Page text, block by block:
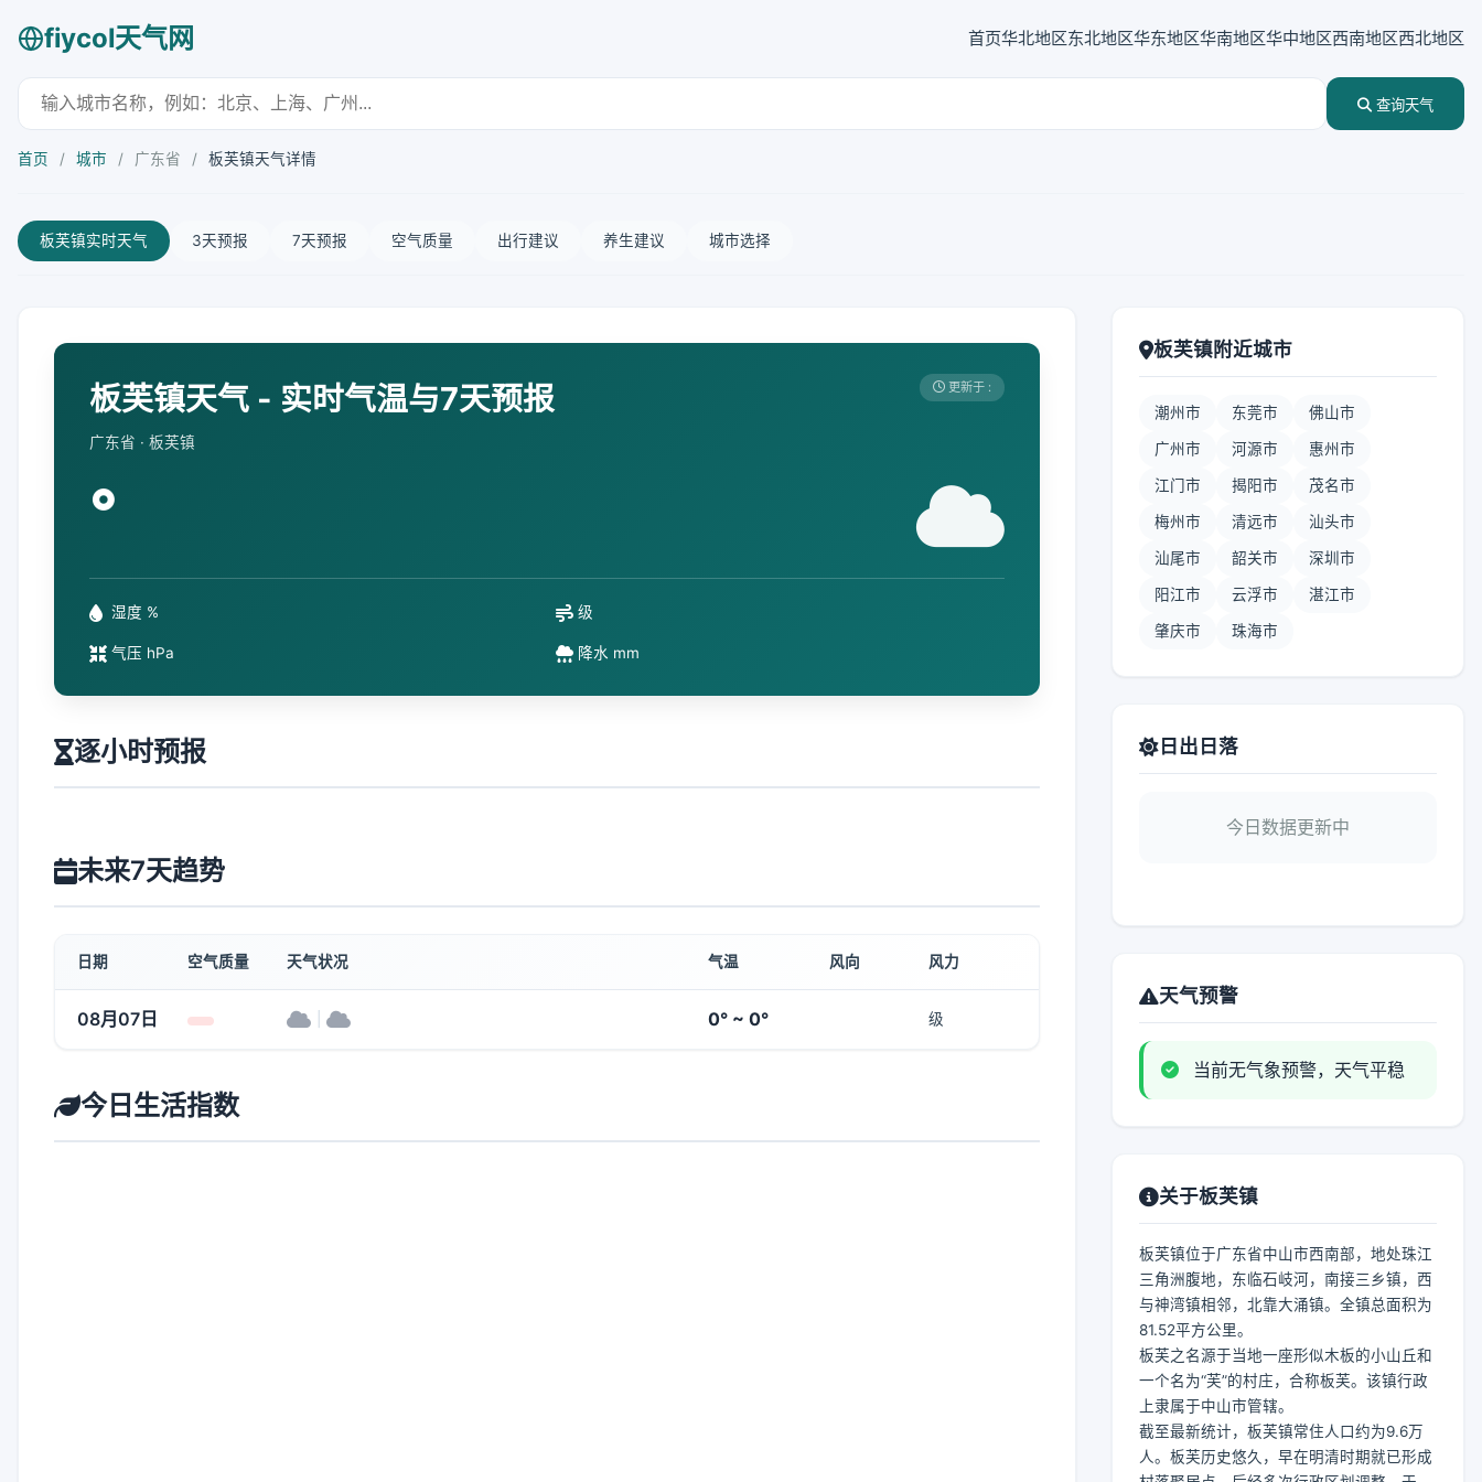
fiycol天气网 首页华北地区东北地区华东地区华南地区华中地区西南地区西北地区
查询天气
首页 / 城市 / 广东省 / 板芙镇天气详情
板芙镇实时天气 3天预报 7天预报 空气质量 出行建议 养生建议 城市选择
板芙镇天气 - 实时气温与7天预报
广东省 · 板芙镇
更新于 :
°
湿度 % 级
气压 hPa 降水 mm
逐小时预报
未来7天趋势
日期 空气质量 天气状况 气温 风向 风力
08月07日 0° ~ 0° 级
今日生活指数
板芙镇附近城市
潮州市 东莞市 佛山市
广州市 河源市 惠州市
江门市 揭阳市 茂名市
梅州市 清远市 汕头市
汕尾市 韶关市 深圳市
阳江市 云浮市 湛江市
肇庆市 珠海市
日出日落
今日数据更新中
天气预警
当前无气象预警，天气平稳
关于板芙镇
板芙镇位于广东省中山市西南部，地处珠江
三角洲腹地，东临石岐河，南接三乡镇，西
与神湾镇相邻，北靠大涌镇。全镇总面积为
81.52平方公里。
板芙之名源于当地一座形似木板的小山丘和
一个名为“芙”的村庄，合称板芙。该镇行政
上隶属于中山市管辖。
截至最新统计，板芙镇常住人口约为9.6万
人。板芙历史悠久，早在明清时期就已形成